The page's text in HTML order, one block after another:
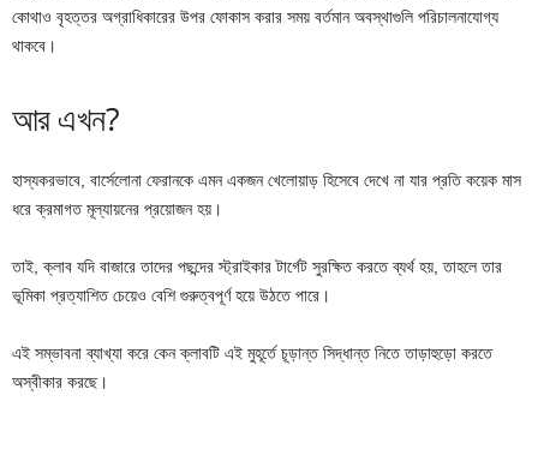
কোথাও বৃহত্তর অগ্রাধিকারের উপর ফোকাস করার সময় বর্তমান অবস্থাগুলি পরিচালনাযোগ্য
থাকবে।
আর এখন?
হাস্যকরভাবে, বার্সেলোনা ফেরানকে এমন একজন খেলোয়াড় হিসেবে দেখে না যার প্রতি কয়েক মাস
ধরে ক্রমাগত মূল্যায়নের প্রয়োজন হয়।
তাই, ক্লাব যদি বাজারে তাদের পছন্দের স্ট্রাইকার টার্গেট সুরক্ষিত করতে ব্যর্থ হয়, তাহলে তার
ভূমিকা প্রত্যাশিত চেয়েও বেশি গুরুত্বপূর্ণ হয়ে উঠতে পারে।
এই সম্ভাবনা ব্যাখ্যা করে কেন ক্লাবটি এই মুহূর্তে চূড়ান্ত সিদ্ধান্ত নিতে তাড়াহুড়ো করতে
অস্বীকার করছে।